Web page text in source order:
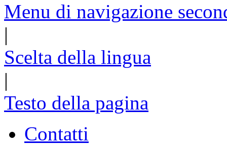
Menu di navigazione
|
Scelta della lingua
|
Testo della pagina
Contatti